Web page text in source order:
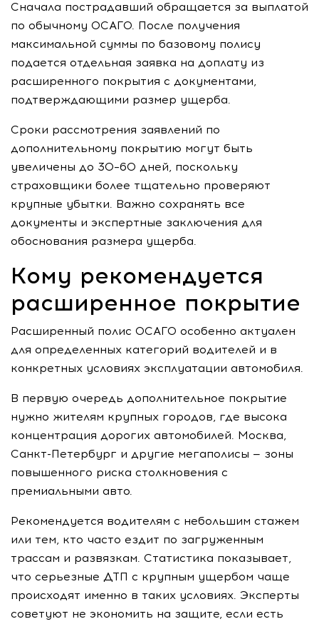
Сначала пострадавший обращается за выплатой
по обычному ОСАГО. После получения
максимальной суммы по базовому полису
подается отдельная заявка на доплату из
расширенного покрытия с документами,
подтверждающими размер ущерба.
Сроки рассмотрения заявлений по
дополнительному покрытию могут быть
увеличены до 30–60 дней, поскольку
страховщики более тщательно проверяют
крупные убытки. Важно сохранять все
документы и экспертные заключения для
обоснования размера ущерба.
Кому рекомендуется
расширенное покрытие
Расширенный полис ОСАГО особенно актуален
для определенных категорий водителей и в
конкретных условиях эксплуатации автомобиля.
В первую очередь дополнительное покрытие
нужно жителям крупных городов, где высока
концентрация дорогих автомобилей. Москва,
Санкт-Петербург и другие мегаполисы — зоны
повышенного риска столкновения с
премиальными авто.
Рекомендуется водителям с небольшим стажем
или тем, кто часто ездит по загруженным
трассам и развязкам. Статистика показывает,
что серьезные ДТП с крупным ущербом чаще
происходят именно в таких условиях. Эксперты
советуют не экономить на защите, если есть